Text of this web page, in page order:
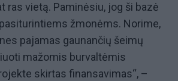
ras vietą. Paminėsiu, jog ši bazė
žmonėms. Norime,
pajamas gaunančių šeimų
mažomis burvaltėmis
skirtas finansavimas“, –